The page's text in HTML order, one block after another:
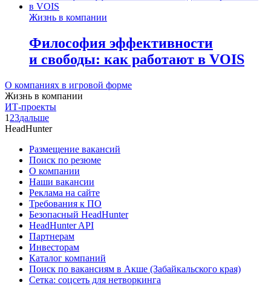
Жизнь в компании
Философия эффективности
и свободы: как работают в VOIS
О компаниях в игровой форме
Жизнь в компании
ИТ-проекты
1 23дальше
HeadHunter
Размещение вакансий
Поиск по резюме
О компании
Наши вакансии
Реклама на сайте
Требования к ПО
Безопасный HeadHunter
HeadHunter API
Партнерам
Инвесторам
Каталог компаний
Поиск по вакансиям в Акше (Забайкальского края)
Сетка: соцсеть для нетворкинга